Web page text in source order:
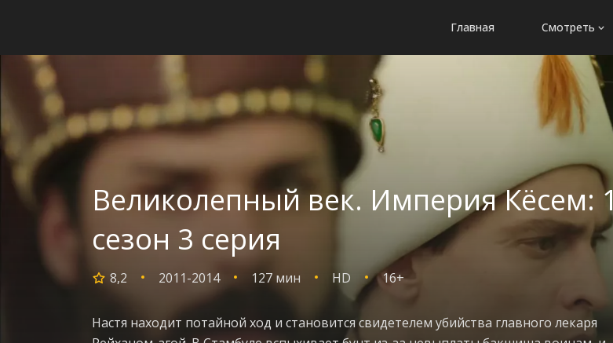
Главная Смотреть
Великолепный век. Империя Кёсем: 1
сезон 3 серия
8,2 2011-2014 127 мин HD 16+
Настя находит потайной ход и становится свидетелем убийства главного лекаря